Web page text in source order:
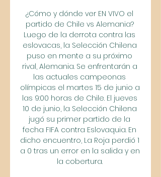
¿Cómo y dónde ver EN VIVO el
partido de Chile vs Alemania?
Luego de la derrota contra las
eslovacas, la Selección Chilena
puso en mente a su próximo
rival, Alemania. Se enfrentarán a
las actuales campeonas
olímpicas el martes 15 de junio a
las 9:00 horas de Chile. El jueves
10 de junio, la Selección Chilena
jugó su primer partido de la
fecha FIFA contra Eslovaquia. En
dicho encuentro, La Roja perdió 1
a 0 tras un error en la salida y en
la cobertura.